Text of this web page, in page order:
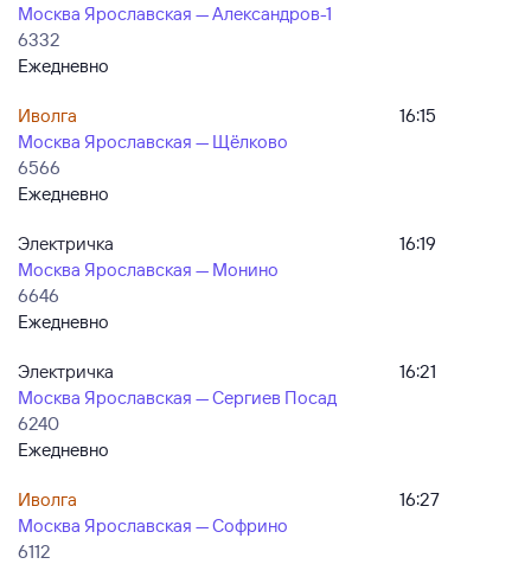
Москва Ярославская — Александров-1
6332
Ежедневно
Иволга
Москва Ярославская — Щёлково
6566
Ежедневно
16:15
Электричка
Москва Ярославская — Монино
6646
Ежедневно
16:19
Электричка
Москва Ярославская — Сергиев Посад
6240
Ежедневно
16:21
Иволга
Москва Ярославская — Софрино
6112
16:27